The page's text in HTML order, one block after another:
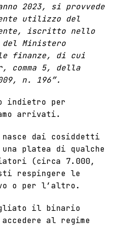
2023, si provvede
utilizzo del
iscritto nello
Ministero
finanze, di cui
5, della
n. 196”.
indietro per
arrivati.
nasce dai cosiddetti
platea di qualche
(circa 7.000,
respingere le
o per l’altro.
il binario
al regime